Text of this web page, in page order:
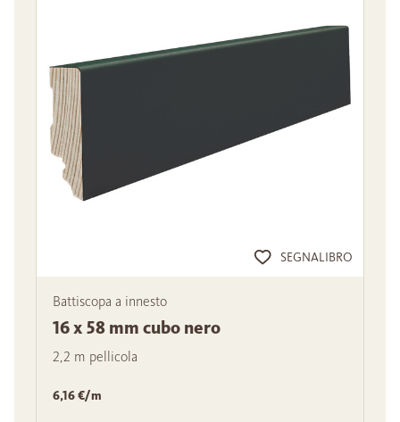
SEGNALIBRO
Battiscopa a innesto
16 x 58 mm cubo nero
2,2 m pellicola
6,16 €/m